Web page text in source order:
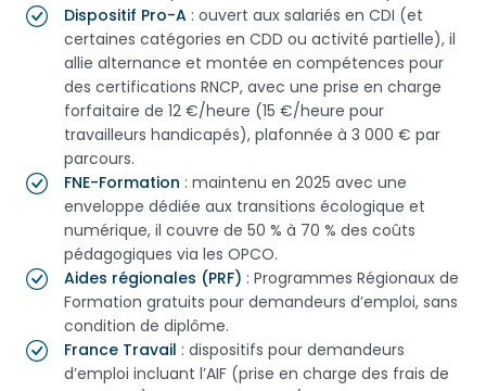
Dispositif Pro-A : ouvert aux salariés en CDI (et
certaines catégories en CDD ou activité partielle), il
allie alternance et montée en compétences pour
des certifications RNCP, avec une prise en charge
forfaitaire de 12 €/heure (15 €/heure pour
travailleurs handicapés), plafonnée à 3 000 € par
parcours.
FNE-Formation : maintenu en 2025 avec une
enveloppe dédiée aux transitions écologique et
numérique, il couvre de 50 % à 70 % des coûts
pédagogiques via les OPCO.
Aides régionales (PRF) : Programmes Régionaux de
Formation gratuits pour demandeurs d’emploi, sans
condition de diplôme.
France Travail : dispositifs pour demandeurs
d’emploi incluant l’AIF (prise en charge des frais de